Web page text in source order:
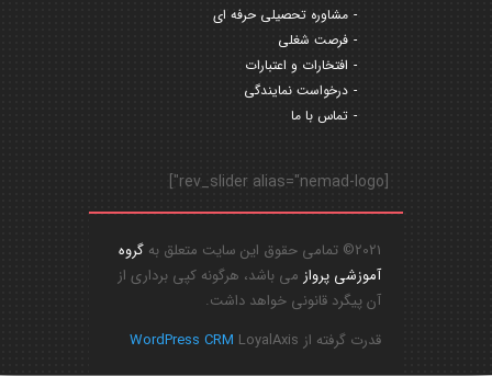
مشاوره تحصیلی حرفه ای
فرصت شغلی
افتخارات و اعتبارات
درخواست نمایندگی
تماس با ما
[rev_slider alias="nemad-logo"]
2021© تمامی حقوق این سایت متعلق به
گروه
آموزشی پرواز می باشد، هرگونه کپی برداری از
آن پیگرد قانونی خواهد داشت.
قدرت گرفته از
WordPress CRM LoyalAxis